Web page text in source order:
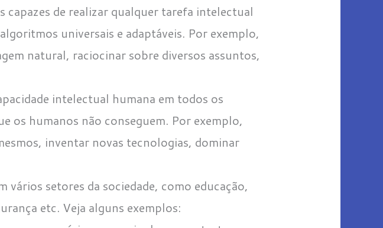
capazes de realizar qualquer tarefa intelectual
universais e adaptáveis. Por exemplo,
natural, raciocinar sobre diversos assuntos,
intelectual humana em todos os
os humanos não conseguem. Por exemplo,
inventar novas tecnologias, dominar
vários setores da sociedade, como educação,
etc. Veja alguns exemplos: